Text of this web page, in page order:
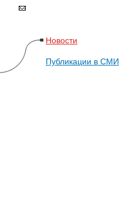
Новости
Публикации в СМИ